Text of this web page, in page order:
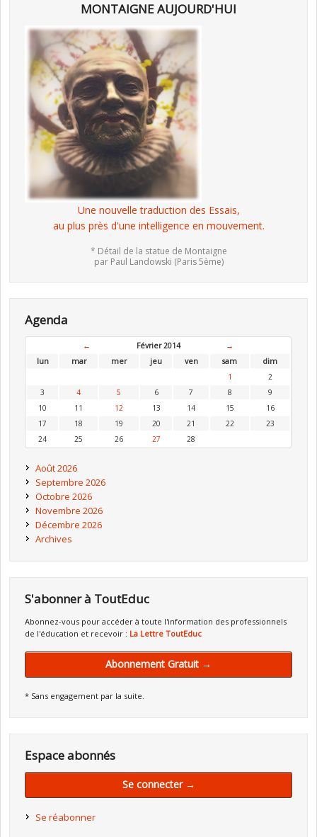
MONTAIGNE AUJOURD'HUI
Une nouvelle traduction des Essais,
au plus près d'une intelligence en mouvement.
* Détail de la statue de Montaigne
par Paul Landowski (Paris 5ème)
Agenda
← Février 2014
→
lun
mar mer jeu ven sam
dim
1
2
3
4 5 6 7 8
9
10
11 12 13 14 15
16
17
18 19 20 21 22
23
24
25 26 27 28
Août 2026
Septembre 2026
Octobre 2026
Novembre 2026
Décembre 2026
Archives
S'abonner à ToutEduc
Abonnez-vous pour accéder à toute l'information des professionnels
de l'éducation et recevoir : La Lettre ToutEduc
Abonnement Gratuit →
* Sans engagement par la suite.
Espace abonnés
Se connecter →
Se réabonner